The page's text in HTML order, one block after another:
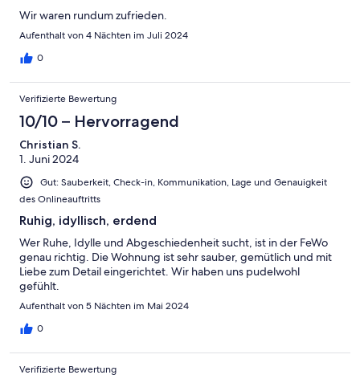
Wir waren rundum zufrieden.
Aufenthalt von 4 Nächten im Juli 2024
0
Verifizierte Bewertung
10/10 – Hervorragend
Christian S.
1. Juni 2024
Gut: Sauberkeit, Check-in, Kommunikation, Lage und Genauigkeit
des Onlineauftritts
Ruhig, idyllisch, erdend
Wer Ruhe, Idylle und Abgeschiedenheit sucht, ist in der FeWo
genau richtig. Die Wohnung ist sehr sauber, gemütlich und mit
Liebe zum Detail eingerichtet. Wir haben uns pudelwohl
gefühlt.
Aufenthalt von 5 Nächten im Mai 2024
0
Verifizierte Bewertung